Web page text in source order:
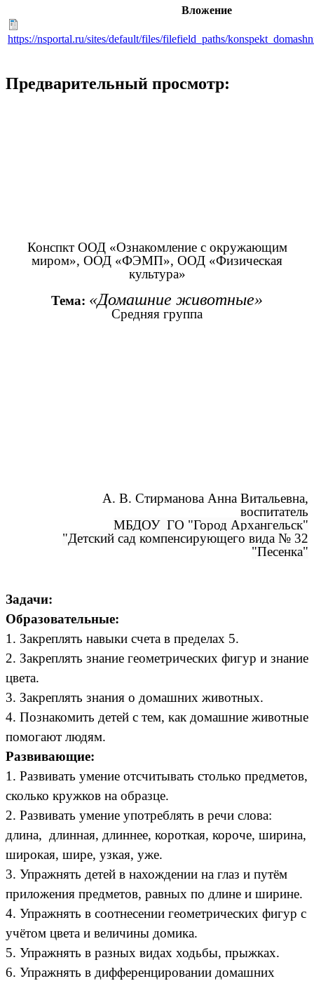
Вложение
https://nsportal.ru/sites/default/files/filefield_paths/
Предварительный просмотр:
Конспкт ООД «Ознакомление с окружающим
миром», ООД «ФЭМП», ООД «Физическая
культура»
Тема: «Домашние животные»
Средняя группа
А. В. Стирманова Анна Витальевна,
воспитатель
МБДОУ ГО "Город Архангельск"
"Детский сад компенсирующего вида № 32
"Песенка"
Задачи:
Образовательные:
1. Закреплять навыки счета в пределах 5.
2. Закреплять знание геометрических фигур и знание
цвета.
3. Закреплять знания о домашних животных.
4. Познакомить детей с тем, как домашние животные
помогают людям.
Развивающие:
1. Развивать умение отсчитывать столько предметов,
сколько кружков на образце.
2. Развивать умение употреблять в речи слова:
длина, длинная, длиннее, короткая, короче, ширина,
широкая, шире, узкая, уже.
3. Упражнять детей в нахождении на глаз и путём
приложения предметов, равных по длине и ширине.
4. Упражнять в соотнесении геометрических фигур с
учётом цвета и величины домика.
5. Упражнять в разных видах ходьбы, прыжках.
6. Упражнять в дифференцировании домашних